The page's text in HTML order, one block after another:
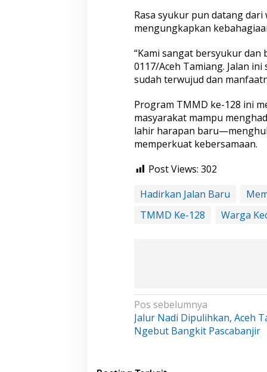
n
S
e
r
a
Rasa syukur pun datang
mengungkapkan
“Kami sangat bersyukur
0117/Aceh Tamiang. Jalan
sudah terwujud dan
Program TMMD ke-128 ini
masyarakat mampu
lahir harapan
memperkuat kebersamaan.
Post Views: 302
Hadirkan Jalan Baru
TMMD Ke-128
Warga
N
a
v
g
Pos sebelumnya
Jalur Nadi Dipulihkan, Aceh
Ngebut Bangkit Pascabanjir